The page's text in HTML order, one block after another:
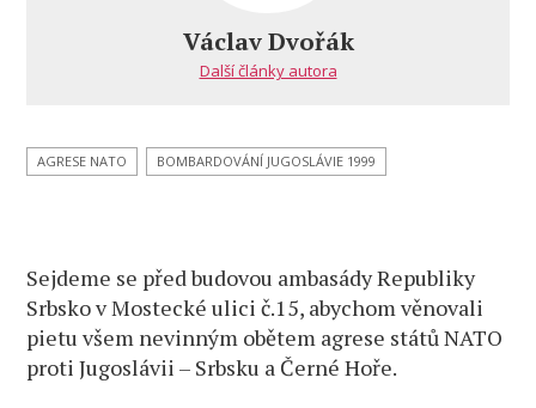
demonstraci
za
NATO
proti
zahájení
bombardovací
kampaně
Václav Dvořák
Další články autora
AGRESE NATO BOMBARDOVÁNÍ JUGOSLÁVIE 1999
Sejdeme se před budovou ambasády Republiky
Srbsko v Mostecké ulici č.15, abychom věnovali
pietu všem nevinným obětem agrese států NATO
proti Jugoslávii – Srbsku a Černé Hoře.